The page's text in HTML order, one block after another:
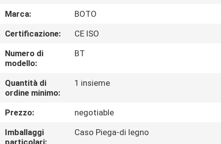
GIRO
DELLA
FABBRICA
CONTROLLO
DI
QUALITÀ
Marca:
BOTO
Certificazione:
CE ISO
Numero di
modello:
BT
Quantità di
ordine minimo:
1 insieme
Prezzo:
negotiable
Imballaggi
Caso Piega-di legno